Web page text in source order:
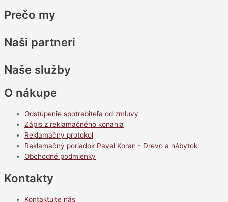
Prečo my
Naši partneri
Naše služby
O nákupe
Odstúpenie spotrebiteľa od zmluvy
Zápis z reklamačného konania
Reklamačný protokol
Reklamačný poriadok Pavel Koran - Drevo a nábytok
Obchodné podmienky
Kontakty
Kontaktujte nás